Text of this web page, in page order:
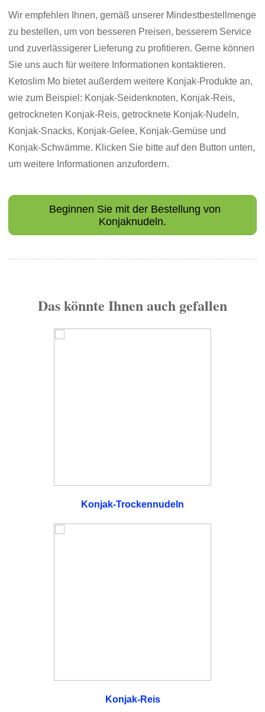
Wir empfehlen Ihnen, gemäß unserer Mindestbestellmenge
zu bestellen, um von besseren Preisen, besserem Service
und zuverlässigerer Lieferung zu profitieren. Gerne können
Sie uns auch für weitere Informationen kontaktieren.
Ketoslim Mo bietet außerdem weitere Konjak-Produkte an,
wie zum Beispiel: Konjak-Seidenknoten, Konjak-Reis,
getrockneten Konjak-Reis, getrocknete Konjak-Nudeln,
Konjak-Snacks, Konjak-Gelee, Konjak-Gemüse und
Konjak-Schwämme. Klicken Sie bitte auf den Button unten,
um weitere Informationen anzufordern.
Beginnen Sie mit der Bestellung von
Konjaknudeln.
Das könnte Ihnen auch gefallen
Konjak-Trockennudeln
Konjak-Reis